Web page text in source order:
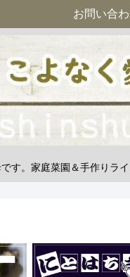
す。家庭菜園＆手作りラ
お問い合